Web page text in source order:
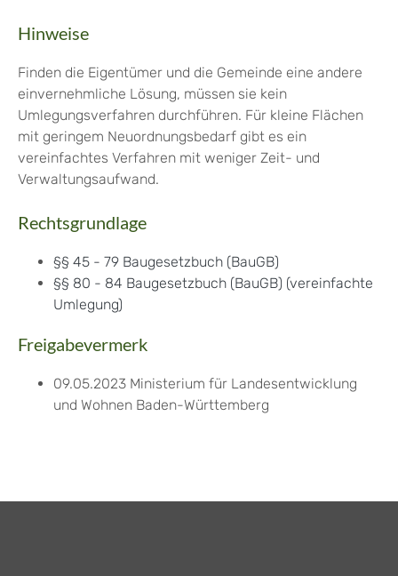
Hinweise
Finden die Eigentümer und die Gemeinde eine andere
einvernehmliche Lösung, müssen sie kein
Umlegungsverfahren durchführen. Für kleine Flächen
mit geringem Neuordnungsbedarf gibt es ein
vereinfachtes Verfahren mit weniger Zeit- und
Verwaltungsaufwand.
Rechtsgrundlage
§§ 45 - 79 Baugesetzbuch (BauGB)
§§ 80 - 84 Baugesetzbuch (BauGB) (vereinfachte
Umlegung)
Freigabevermerk
09.05.2023 Ministerium für Landesentwicklung
und Wohnen Baden-Württemberg